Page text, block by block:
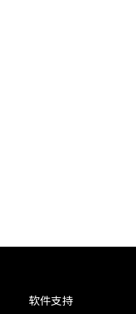
软件支持